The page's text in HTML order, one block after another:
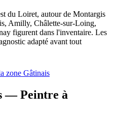
du Loiret, autour de Montargis
Amilly, Châlette-sur-Loing,
figurent dans l'inventaire. Les
adapté avant tout
zone Gâtinais
— Peintre à